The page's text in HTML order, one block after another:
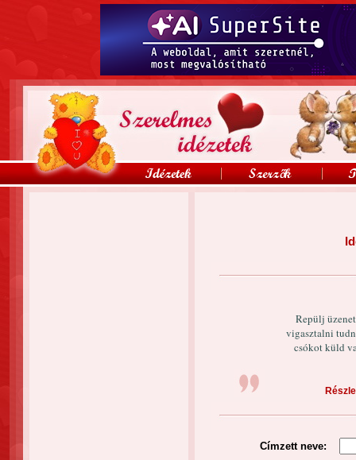
Repülj
vigasztalni
csókot küld
Címzett neve: